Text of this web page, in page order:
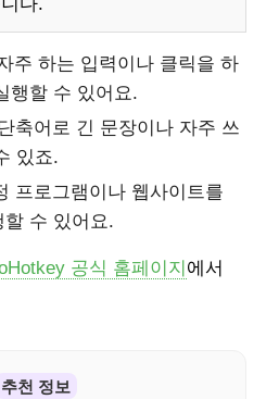
다.
주 하는 입력이나 클릭을 하
행할 수 있어요.
축어로 긴 문장이나 자주 쓰
있죠.
프로그램이나 웹사이트를
수 있어요.
공식 홈페이지 에서
추천 정보